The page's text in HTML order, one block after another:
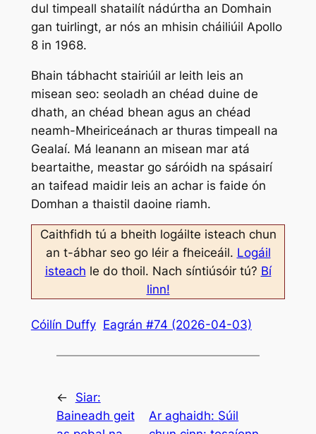
dul timpeall shatailít nádúrtha an Domhain
gan tuirlingt, ar nós an mhisin cháiliúil Apollo
8 in 1968.
Bhain tábhacht stairiúil ar leith leis an
misean seo: seoladh an chéad duine de
dhath, an chéad bhean agus an chéad
neamh-Mheiriceánach ar thuras timpeall na
Gealaí. Má leanann an misean mar atá
beartaithe, meastar go sáróidh na spásairí
an taifead maidir leis an achar is faide ón
Domhan a thaistil daoine riamh.
Caithfidh tú a bheith logáilte isteach chun
an t-ábhar seo go léir a fheiceáil. Logáil
isteach le do thoil. Nach síntiúsóir tú? Bí
linn!
Cóilín Duffy Eagrán #74 (2026-04-03)
←
Siar:
Baineadh geit
Ar aghaidh: Súil